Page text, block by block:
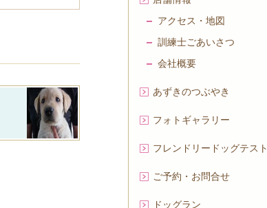
アクセス・地図
訓練士ごあいさつ
会社概要
あずきのつぶやき
フォトギャラリー
フレンドリードッグテスト
ご予約・お問合せ
ドッグラン